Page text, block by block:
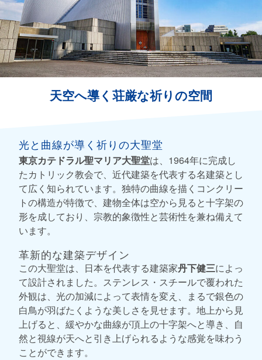
天空へ導く荘厳な祈りの空間
光と曲線が導く祈りの大聖堂
東京カテドラル聖マリア大聖堂は、1964年に完成し
たカトリック教会で、近代建築を代表する名建築とし
て広く知られています。独特の曲線を描くコンクリー
トの構造が特徴で、建物全体は空から見ると十字架の
形を成しており、宗教的象徴性と芸術性を兼ね備えて
います。
革新的な建築デザイン
この大聖堂は、日本を代表する建築家丹下健三によっ
て設計されました。ステンレス・スチールで覆われた
外観は、光の加減によって表情を変え、まるで銀色の
白鳥が羽ばたくような美しさを見せます。地上から見
上げると、緩やかな曲線が頂上の十字架へと導き、自
然と視線が天へと引き上げられるような感覚を味わう
ことができます。